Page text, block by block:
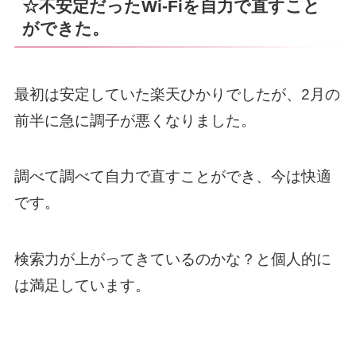
☆不安定だったWi-Fiを自力で直すこと
ができた。
最初は安定していた楽天ひかりでしたが、2月の
前半に急に調子が悪くなりました。
調べて調べて自力で直すことができ、今は快適
です。
検索力が上がってきているのかな？と個人的に
は満足しています。